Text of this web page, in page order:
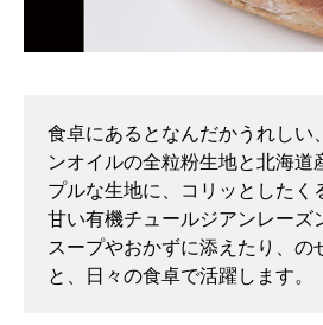
食卓にあるとなんだかうれしい
ンオイルの全粒粉生地と北海道
プルな生地に、コリッとしたく
甘い有機チュールジアンレーズ
スープやおかずに添えたり、の
と、日々の食卓で活躍します。